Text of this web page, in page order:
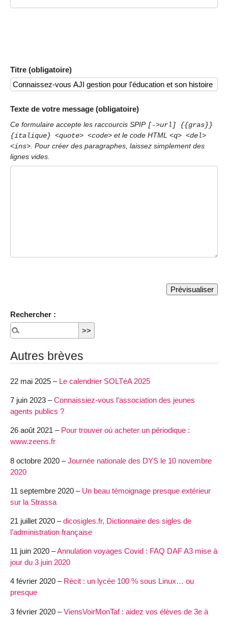
Titre (obligatoire)
Texte de votre message (obligatoire)
Ce formulaire accepte les raccourcis SPIP [->url] {{gras}}
{italique} <quote> <code> et le code HTML <q> <del>
<ins>. Pour créer des paragraphes, laissez simplement des
lignes vides.
Rechercher :
Autres brèves
22 mai 2025 – Le calendrier SOLTéA 2025
7 juin 2023 –Connaissiez-vous l’association des jeunes
agents publics ?
26 août 2021 – Pour trouver où acheter un périodique :
www.zeens.fr
8 octobre 2020 –Journée nationale des DYS le 10 novembre
2020
11 septembre 2020 – Un beau témoignage presque extérieur
sur la Strassa
21 juillet 2020 –dicosigles.fr, Dictionnaire des sigles de
l’administration française
11 juin 2020 –Annulation voyages Covid : FAQ DAF A3 mise à
jour du 3 juin 2020
4 février 2020 – Récit : un lycée 100 % sous Linux… ou
presque
3 février 2020 –ViensVoirMonTaf : aidez vos élèves de 3e à